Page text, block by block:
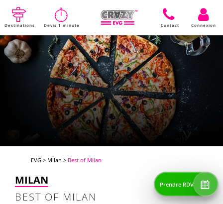
Destinations Devis 1 minute Contact Connexion
EVG > Milan > Best of Milan
MILAN
BEST OF MILAN
Prendre RDV